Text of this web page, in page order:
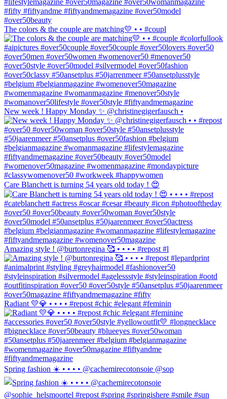
The colors & the couple are matching💛 • • #coupl
New week ! Happy Monday ✨ @christinegigerfausch •
Care Blanchett is turning 54 years old today ! 😍
Amazing style ! @burtonregina 🥰 • • • • #repost #l
Radiant 💛💎 • • • • #repost #chic #elegant #feminin
Spring fashion ☀️ • • • • @cachemirecotonsoie @sop